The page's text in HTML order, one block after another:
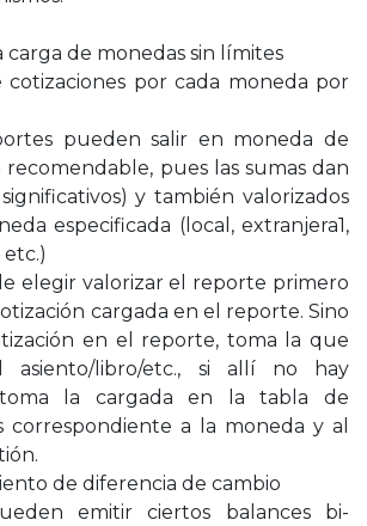
carga de monedas sin límites
por cada moneda por
pueden salir en moneda de
recomendable, pues las sumas dan
y también valorizados
especificada (local, extranjera1,
elegir valorizar el reporte primero
cargada en el reporte. Sino
en el reporte, toma la que
libro/etc., si allí no hay
toma la cargada en la tabla de
correspondiente a la moneda y al
de diferencia de cambio
emitir ciertos balances bi-